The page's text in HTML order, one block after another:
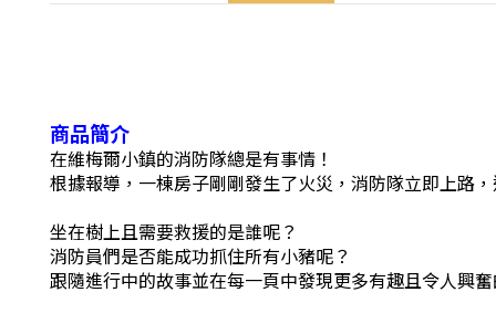
商品簡介
在維梅爾小鎮的消防隊總是有事情！
根據報導，一棟房子剛剛發生了火災， 消防隊立即上路
坐在樹上且需要救援的是誰呢？
消防員們是否能成功抓住所有小豬呢？
跟隨進行中的故事並在每一頁中發現更多有趣且令人興